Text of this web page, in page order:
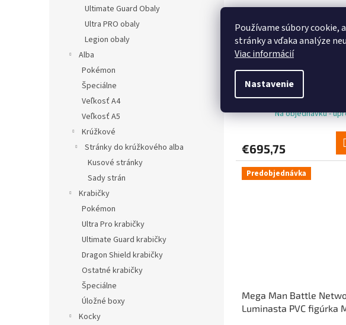
Používame súbory cookie,
stránky a vďaka analýze
Viac informácií
Nastavenie
Ultimate Guard Obaly
Ultra PRO obaly
Legion obaly
Alba
Pokémon
Špeciálne
Veľkosť A4
Veľkosť A5
Krúžkové
Stránky do krúžkového alba
Kusové stránky
Sady strán
Krabičky
Pokémon
Ultra Pro krabičky
Ultimate Guard krabičky
Dragon Shield krabičky
Ostatné krabičky
Špeciálne
Úložné boxy
Kocky
Tsuna, Reborn a Natsu,
Na objednávku -
€695,75
Predobjednávka
Mega Man Battle
Luminasta PVC figúrka